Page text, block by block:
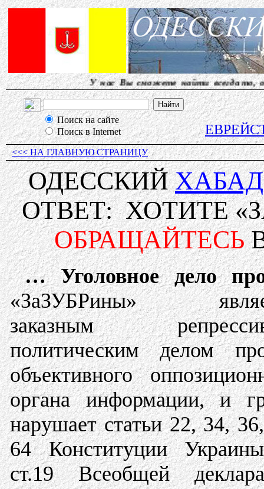
У нас Вы сможете найти всегда то, о чем
Поиск на сайте
Поиск в Internet
<<< НА ГЛАВНУЮ СТРАНИЦУ
ОДЕССКИЙХАБАД
ОТВЕТ: ХОТИТЕ
ОБРАЩАЙТЕСЬ
… Уголовное дело
«ЗаЗУБРины»
заказным
политическим делом
объективного
органа информации, и
нарушает статьи 22, 34,
64 Конституции
ст.19 Всеобщей